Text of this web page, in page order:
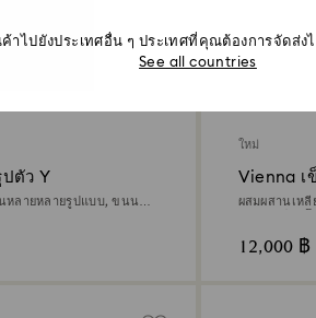
ตัว Y
หลายหลายรูปแบบ, ขนนก,
ใหม่
Vienna เ
ผสมผสานเหลี่
12,000 ฿
ค้าไปยังประเทศอื่น ๆ ประเทศที่คุณต้องการจัดส่
See all countries